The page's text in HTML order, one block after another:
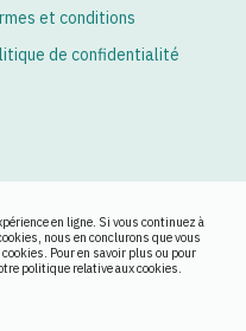
en ligne. Si vous continuez à
nous en conclurons que vous
Pour en savoir plus ou pour
politique relative aux cookies.
et conditions
de confidentialité